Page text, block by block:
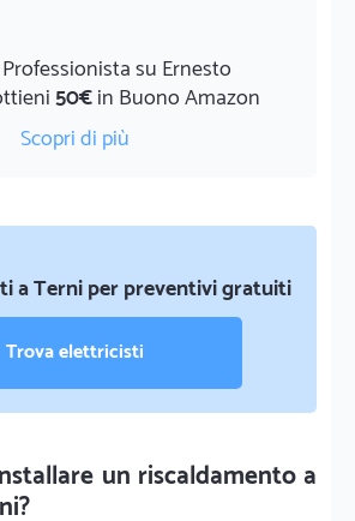
su Ernesto
50€in Buono Amazon
Scopri di più
a Terni per preventivi gratuiti
Trova elettricisti
un riscaldamento a